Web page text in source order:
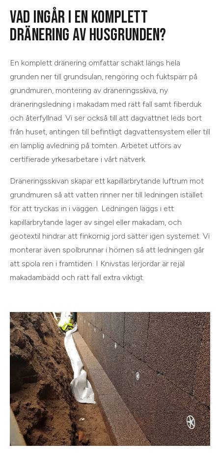
VAD INGÅR I EN KOMPLETT
DRÄNERING AV HUSGRUNDEN?
En komplett dränering omfattar schakt längs hela
grunden ner till grundsulan, rengöring och fuktspärr på
grundmuren, montering av dräneringsskiva, ny
dräneringsledning i makadam med rätt fall samt fiberduk
och återfyllnad. Vi ser också till att dagvattnet leds bort
från huset, antingen till befintligt dagvattensystem eller till
en lämplig avledning på tomten. Arbetet utförs av
certifierade yrkesarbetare i vårt nätverk.
Dräneringsskivan skapar ett kapillärbrytande luftrum mot
grundmuren så att vatten rinner ner till ledningen istället
för att tryckas in i väggen. Ledningen läggs i ett
kapillärbrytande lager av singel eller makadam, och
geotextil hindrar att finkornig jord sätter igen systemet. Vi
monterar även spolbrunnar i hörnen så att ledningen går
att spola ren i framtiden. I Knivstas lerjordar är rejäl
makadambädd och rätt fall extra viktigt.